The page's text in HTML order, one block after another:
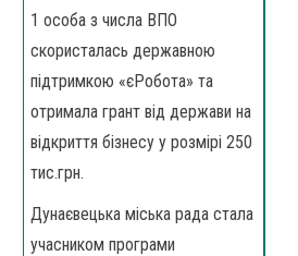
1 особа з числа ВПО
скористалась державною
підтримкою «єРобота» та
отримала грант від держави на
відкриття бізнесу у розмірі 250
тис.грн.
Дунаєвецька міська рада стала
учасником програми